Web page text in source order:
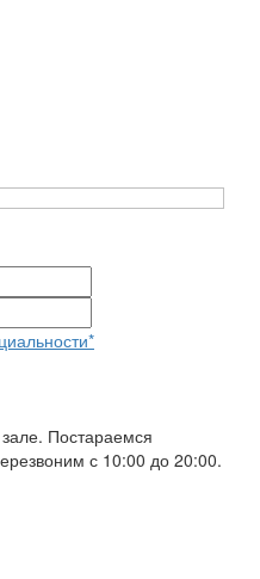
Постараемся
с 10:00 до 20:00.